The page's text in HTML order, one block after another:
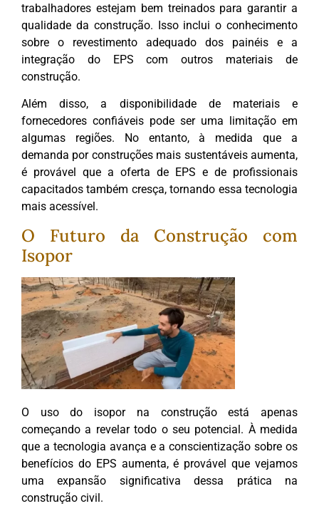
trabalhadores estejam bem treinados para garantir a
qualidade da construção. Isso inclui o conhecimento
sobre o revestimento adequado dos painéis e a
integração do EPS com outros materiais de
construção.
Além disso, a disponibilidade de materiais e
fornecedores confiáveis pode ser uma limitação em
algumas regiões. No entanto, à medida que a
demanda por construções mais sustentáveis aumenta,
é provável que a oferta de EPS e de profissionais
capacitados também cresça, tornando essa tecnologia
mais acessível.
O Futuro da Construção com
Isopor
O uso do isopor na construção está apenas
começando a revelar todo o seu potencial. À medida
que a tecnologia avança e a conscientização sobre os
benefícios do EPS aumenta, é provável que vejamos
uma expansão significativa dessa prática na
construção civil.